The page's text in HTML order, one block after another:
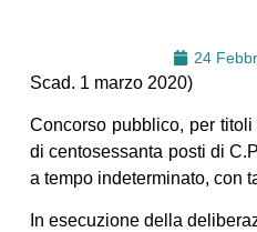
24
Scad. 1 marzo 2020)
Concorso pubblico, per
di centosessanta posti di
a tempo indeterminato, con
In esecuzione della